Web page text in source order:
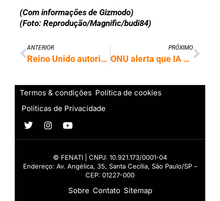
(Com informações de Gizmodo)
(Foto: Reprodução/Magnific/budi84)
ANTERIOR
Reino Unido autoriza sites a barrar uso de conteúdo em buscas com IA do Google
PRÓXIMO
ONU alerta que IA pode consumir tanta água quanto 1,3 bilhão de pessoas
Termos & condições Política de cookies
Politicas de Privacidade
© FENATI | CNPJ: 10.921.173/0001-04
Endereço: Av. Angélica, 35, Santa Cecília, São Paulo/SP –
CEP: 01227-000
Sobre Contato Sitemap